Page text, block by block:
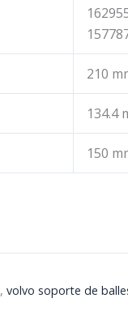
210
134.4
150
,volvo soporte de